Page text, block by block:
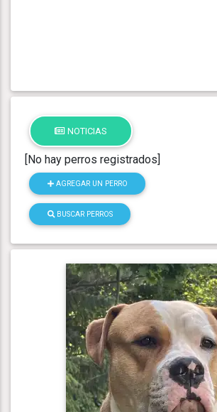
NOTICIAS
[No hay perros registrados]
AGREGAR UN PERRO
BUSCAR PERROS